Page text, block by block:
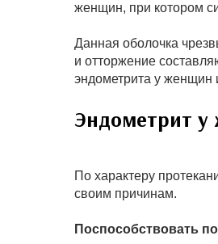
женщин, при котором
Данная оболочка
и отторжение
эндометрита у женщин
Эндометрит
По характеру
своим причинам.
Поспособствовать